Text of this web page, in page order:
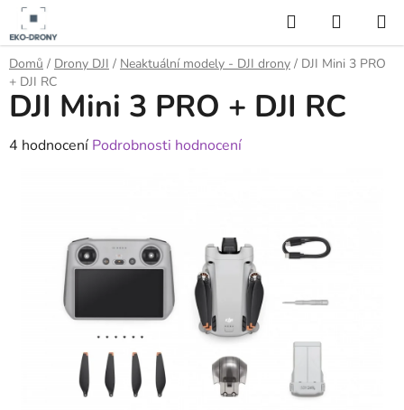
Přejít
obsah
Hledat
KOŠÍK
Domů / Drony DJI / Neaktuální modely - DJI drony / DJI Mini 3 PRO
+ DJI RC
DJI Mini 3 PRO + DJI RC
Průměrné
hvězdiček.
4 hodnocení Podrobnosti hodnocení